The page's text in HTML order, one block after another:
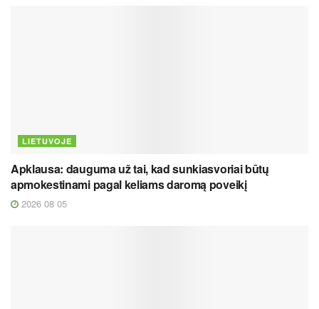
LIETUVOJE
Apklausa: dauguma už tai, kad sunkiasvoriai būtų
apmokestinami pagal keliams daromą poveikį
2026 08 05